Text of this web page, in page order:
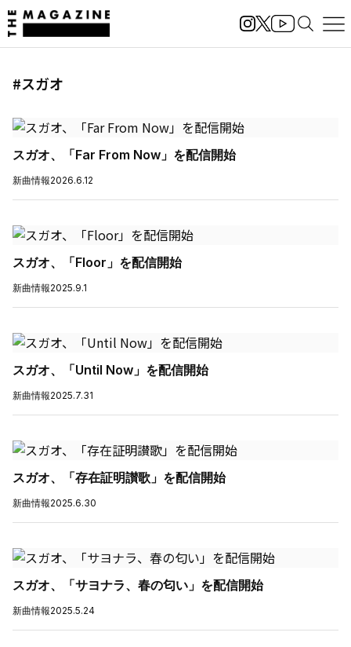
#スガオ
スガオ、「Far From Now」を配信開始
新曲情報2026.6.12
スガオ、「Floor」を配信開始
新曲情報2025.9.1
スガオ、「Until Now」を配信開始
新曲情報2025.7.31
スガオ、「存在証明讃歌」を配信開始
新曲情報2025.6.30
スガオ、「サヨナラ、春の匂い」を配信開始
新曲情報2025.5.24